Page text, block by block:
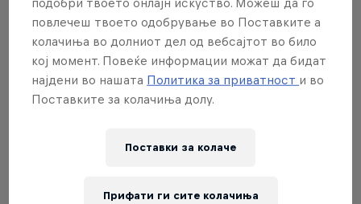
Поврзани настани
повлечеш твоето одобрување во Поставките а
колачиња во долниот дел од вебсајтот во било
кој момент. Повеќе информации можат да бидат
најдени во нашата Политика за приватност и во
Поставките за колачиња долу.
Поставки за колачe
Прифати ги сите колачиња